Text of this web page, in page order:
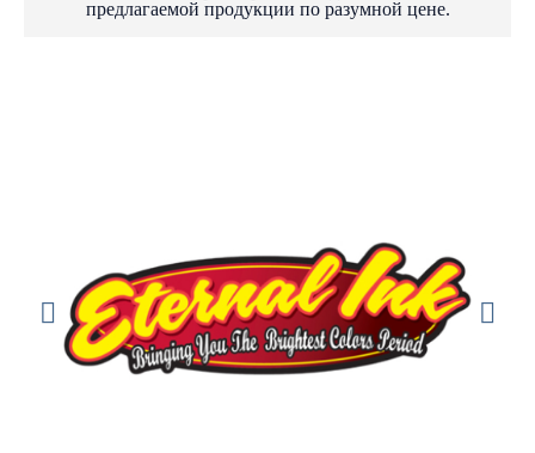
предлагаемой продукции по разумной цене.